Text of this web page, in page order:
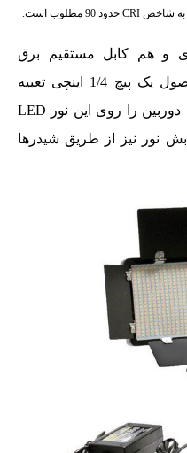
و هم کابل مستقیم برق
راه‌اندازی می‌شود. به همراه محصول یک پیچ 1/4 اینچی تعبیه
شده که با کفشک موجود می‌توان دوربین را روی این نور LED
نور نیز از طریق شیدرها